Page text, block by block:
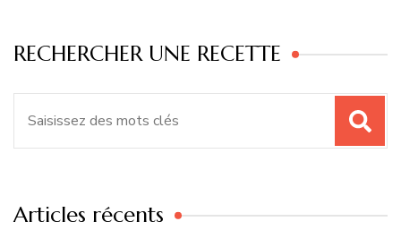
RECHERCHER UNE RECETTE
Articles récents